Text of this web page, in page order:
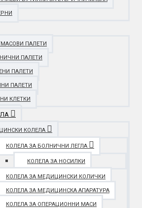
ПАЛЕТИ
ПАЛЕТИ
ПАЛЕТИ
ПАЛЕТИ
КЛЕТКИ
КОЛЕЛА
КОЛЕЛА ЗА БОЛНИЧНИ ЛЕГЛА
КОЛЕЛА ЗА НОСИЛКИ
КОЛЕЛА ЗА МЕДИЦИНСКИ КОЛИЧКИ
КОЛЕЛА ЗА МЕДИЦИНСКА АПАРАТУРА
КОЛЕЛА ЗА ОПЕРАЦИОННИ МАСИ